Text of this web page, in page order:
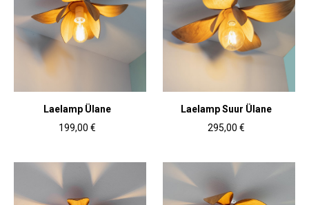
Laelamp Ülane
199,00 €
Laelamp Suur Ülane
295,00 €